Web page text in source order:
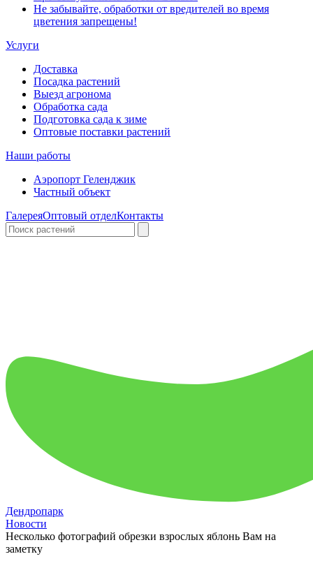
Не забывайте, обработки от вредителей во время
цветения запрещены!
Услуги
Доставка
Посадка растений
Выезд агронома
Обработка сада
Подготовка сада к зиме
Оптовые поставки растений
Наши работы
Аэропорт Геленджик
Частный объект
ГалереяОптовый отделКонтакты
Дендропарк
Новости
Несколько фотографий обрезки взрослых яблонь Вам на
заметку